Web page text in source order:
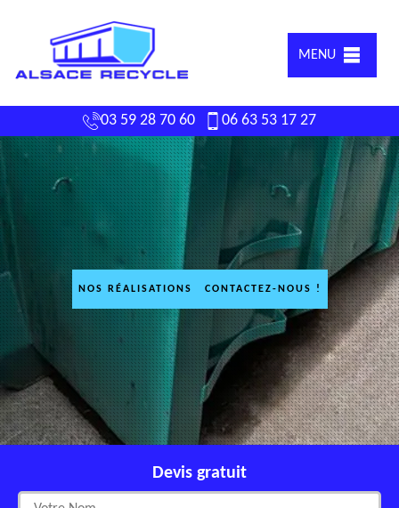
MENU
03 59 28 70 60 06 63 53 17 27
NOS RÉALISATIONS CONTACTEZ-NOUS !
Devis gratuit